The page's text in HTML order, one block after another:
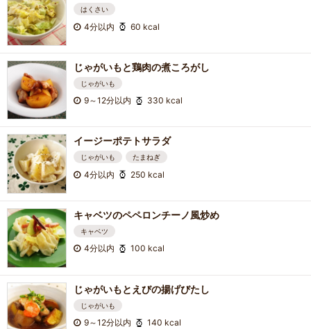
はくさい
4分以内 60 kcal
じゃがいもと鶏肉の煮ころがし
じゃがいも
9～12分以内 330 kcal
イージーポテトサラダ
じゃがいも たまねぎ
4分以内 250 kcal
キャベツのペペロンチーノ風炒め
キャベツ
4分以内 100 kcal
じゃがいもとえびの揚げびたし
じゃがいも
9～12分以内 140 kcal